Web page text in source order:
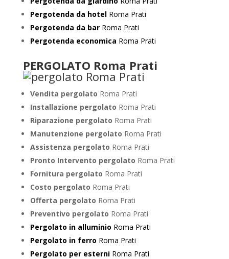
Pergotenda da hotelRoma Prati
Pergotenda da barRoma Prati
Pergotenda economica Roma Prati
PERGOLATO Roma Prati
Vendita pergolato Roma Prati
Installazione pergolato Roma Prati
Riparazione pergolato Roma Prati
Manutenzione pergolato Roma Prati
Assistenza pergolato Roma Prati
Pronto Intervento pergolato Roma Prati
Fornitura pergolato Roma Prati
Costo pergolato Roma Prati
Offerta pergolato Roma Prati
Preventivo pergolato Roma Prati
Pergolato in alluminio Roma Prati
Pergolato in ferro Roma Prati
Pergolato per esterniRoma Prati